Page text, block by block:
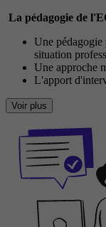
La pédagogie de
Une pédagogie
situation
Une approche
L'apport
Voir plus